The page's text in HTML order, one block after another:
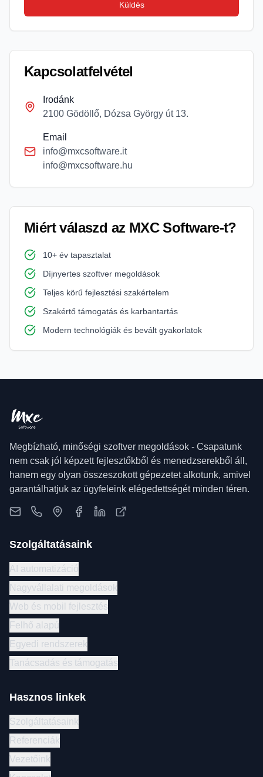
Küldés
Kapcsolatfelvétel
Irodánk
2100 Gödöllő, Dózsa György út 13.
Email
info@mxcsoftware.it
info@mxcsoftware.hu
Miért válaszd az MXC Software-t?
10+ év tapasztalat
Díjnyertes szoftver megoldások
Teljes körű fejlesztési szakértelem
Szakértő támogatás és karbantartás
Modern technológiák és bevált gyakorlatok
Megbízható, minőségi szoftver megoldások - Csapatunk
nem csak jól képzett fejlesztőkből és menedzserekből áll,
hanem egy olyan összeszokott gépezetet alkotunk, amivel
garantálhatjuk az ügyfeleink elégedettségét minden téren.
Szolgáltatásaink
AI automatizáció
Nagyvállalati megoldások
Web és mobil fejlesztés
Felhő alapú
Egyedi rendszerek
Tanácsadás és támogatás
Hasznos linkek
Szolgáltatásaink
Referenciák
Vezetőink